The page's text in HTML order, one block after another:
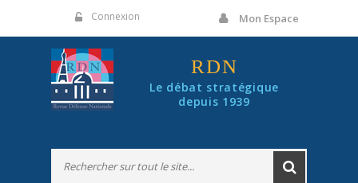
Connexion Mon Espace
RDN
Le débat stratégique
depuis 1939